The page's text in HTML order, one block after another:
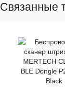
Связанные